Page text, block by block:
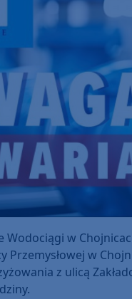
w
Przemysłowej w
z ulicą